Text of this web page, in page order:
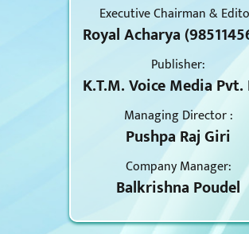
Executive Chairman &
Royal Acharya
Publisher:
K.T.M. Voice Media
Managing Director :
Pushpa Raj Giri
Company Manager:
Balkrishna Poudel